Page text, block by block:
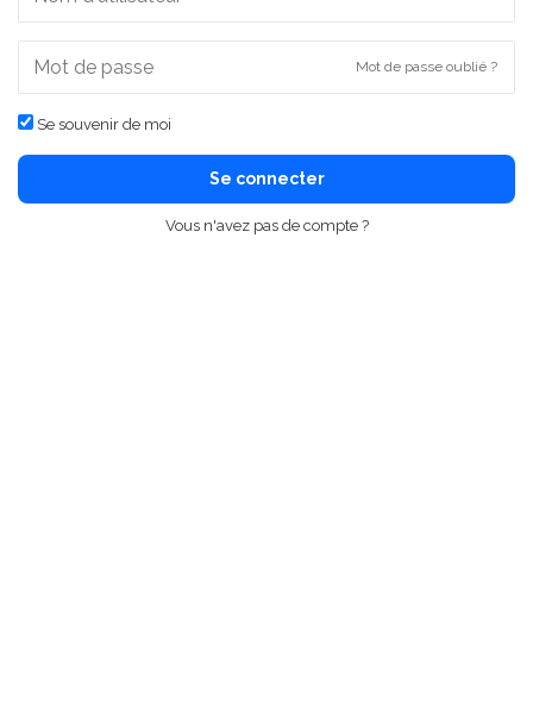
Mot de passe oublié ?
Se souvenir de moi
Se connecter
Vous n'avez pas de compte ?